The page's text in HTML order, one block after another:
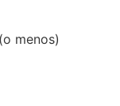
menos)